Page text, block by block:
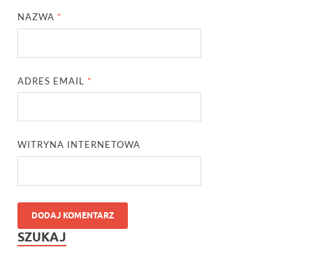
NAZWA *
ADRES EMAIL *
WITRYNA INTERNETOWA
SZUKAJ